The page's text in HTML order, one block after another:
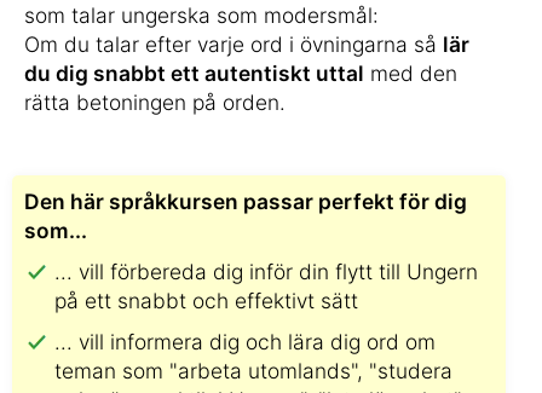
som talar ungerska som modersmål:
Om du talar efter varje ord i övningarna så lär
du dig snabbt ett autentiskt uttal med den
rätta betoningen på orden.
Den här språkkursen passar perfekt för dig
som...
... vill förbereda dig inför din flytt till Ungern
på ett snabbt och effektivt sätt
... vill informera dig och lära dig ord om
teman som "arbeta utomlands", "studera